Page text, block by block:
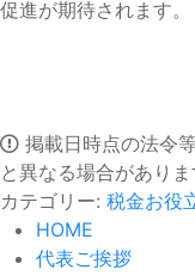
促進が期待されます。
掲載日時点の法令
と異なる場合がありま
カテゴリー: 税金お役
HOME
代表ご挨拶